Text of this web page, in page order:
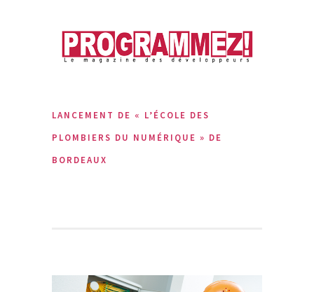
LANCEMENT DE « L’ÉCOLE DES
PLOMBIERS DU NUMÉRIQUE » DE
BORDEAUX